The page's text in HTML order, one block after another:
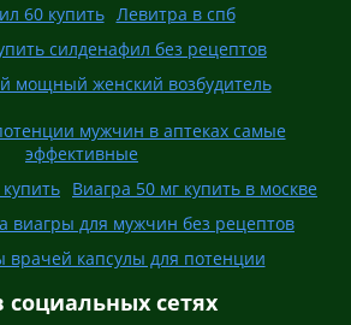
60 купить
Левитра в спб
силденафил без рецептов
мощный женский возбудитель
мужчин в аптеках самые
эффективные
Виагра 50 мг купить в москве
виагры для мужчин без рецептов
врачей капсулы для потенции
сетях